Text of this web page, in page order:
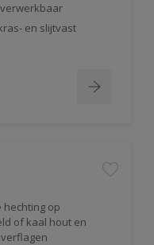
en slijtvast
hechting op
of kaal hout en